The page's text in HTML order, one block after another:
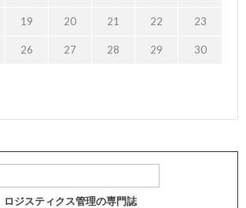
19 20 21 22 23
26 27 28 29 30
ロジスティクス管理の専門誌